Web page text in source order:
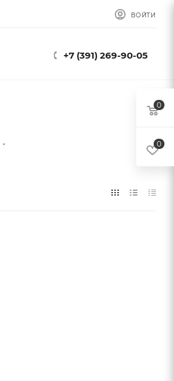
ВОЙТИ
+7 (391) 269-90-05
0
0